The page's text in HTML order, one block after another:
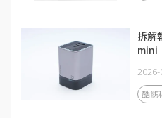
拆解
mini
酷態